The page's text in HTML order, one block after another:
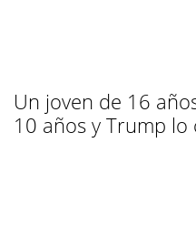
Un joven de 16
10 años y Trump lo